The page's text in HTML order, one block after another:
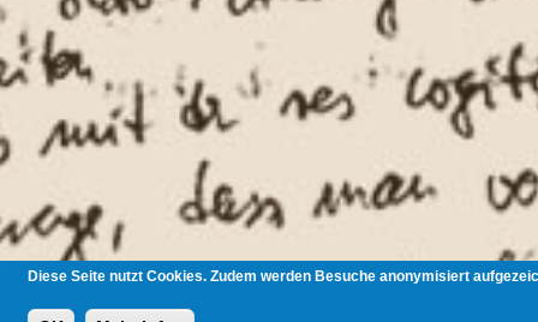
Diese Seite nutzt Cookies. Zudem werden Besuche anonymisiert